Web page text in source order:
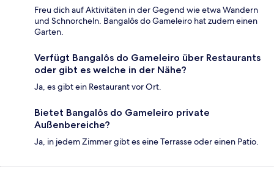
Freu dich auf Aktivitäten in der Gegend wie etwa Wandern
und Schnorcheln. Bangalôs do Gameleiro hat zudem einen
Garten.
Verfügt Bangalôs do Gameleiro über Restaurants
oder gibt es welche in der Nähe?
Ja, es gibt ein Restaurant vor Ort.
Bietet Bangalôs do Gameleiro private
Außenbereiche?
Ja, in jedem Zimmer gibt es eine Terrasse oder einen Patio.